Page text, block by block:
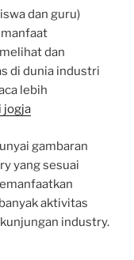
dan guru)
dan
di dunia industri
lebih
jogja
gambaran
yang sesuai
aktivitas
industry.